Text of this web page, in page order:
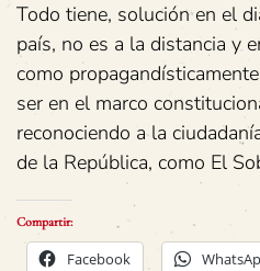
Todo tiene, solución en el
país, no es a la distancia y
como
ser en el marco
reconociendo a la
de la República, como El
Compartir:
Facebook